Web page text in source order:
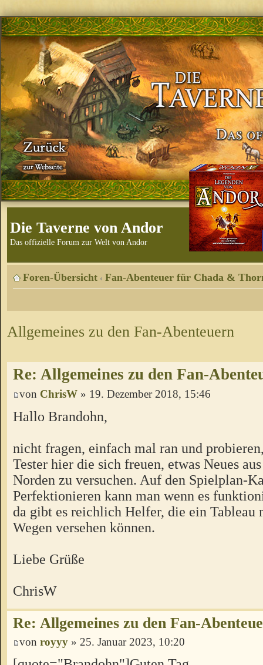
Die Taverne von Andor
Das offizielle Forum zur Welt von Andor
Foren-Übersicht ‹ Fan-Abenteuer für Chada &
Allgemeines zu den Fan-Abenteuern
Re: Allgemeines zu den Fan-
von ChrisW » 19. Dezember 2018, 15:46
Hallo Brandohn,
nicht fragen, einfach mal ran und
Tester hier die sich freuen, etwas Neues
Norden zu versuchen. Auf den Spielplan-
Perfektionieren kann man wenn es
da gibt es reichlich Helfer, die ein Tableau
Wegen versehen können.
Liebe Grüße
ChrisW
Re: Allgemeines zu den Fan-
von royyy » 25. Januar 2023, 10:20